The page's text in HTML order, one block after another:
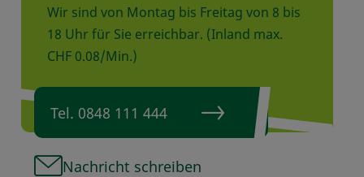
Wir sind von Montag bis Freitag von 8 bis
18 Uhr für Sie erreichbar. (Inland max.
CHF 0.08/Min.)
Tel. 0848 111 444
Nachricht schreiben